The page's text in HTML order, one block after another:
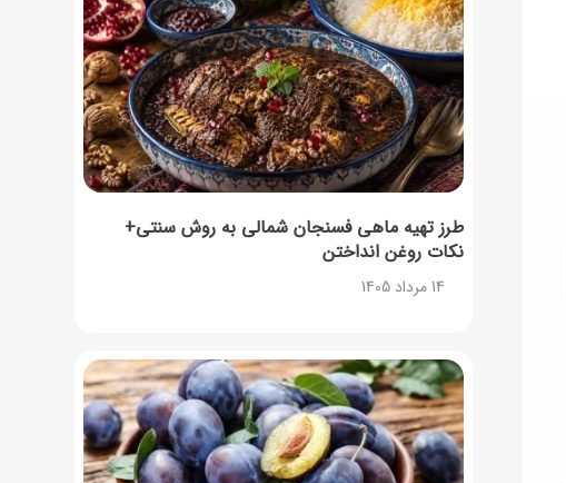
طرز تهیه ماهی فسنجان شمالی به روش سنتی+
نکات روغن انداختن
14 مرداد 1405